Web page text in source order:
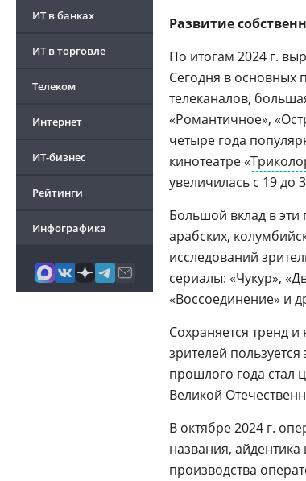
ИТ в банках
ИТ в торговле
Телеком
Интернет
ИТ-бизнес
Рейтинги
Инфографика
Развитие
По итогам 2024 г.
Сегодня в основных
телеканалов,
«Романтичное»,
четыре года
кинотеатре «
увеличилась с 19 до
Большой вклад в эти
арабских,
исследований
сериалы: «Чукур»,
«Воссоединение» и
Сохраняется тренд и
зрителей
прошлого года стал
Великой
В октябре 2024 г.
названия,
производства